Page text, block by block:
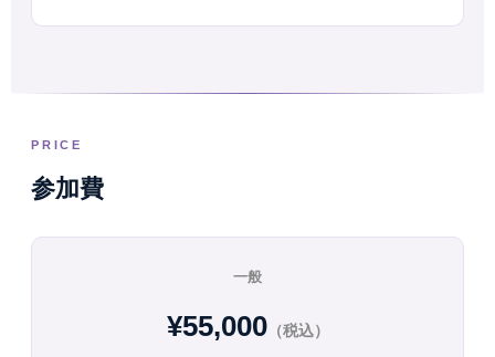
PRICE
参加費
一般
¥55,000（税込）